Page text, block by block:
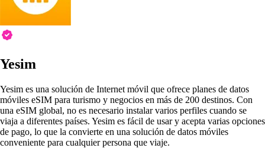
Yesim
Yesim es una solución de Internet móvil que ofrece planes de datos
móviles eSIM para turismo y negocios en más de 200 destinos. Con
una eSIM global, no es necesario instalar varios perfiles cuando se
viaja a diferentes países. Yesim es fácil de usar y acepta varias opciones
de pago, lo que la convierte en una solución de datos móviles
conveniente para cualquier persona que viaje.